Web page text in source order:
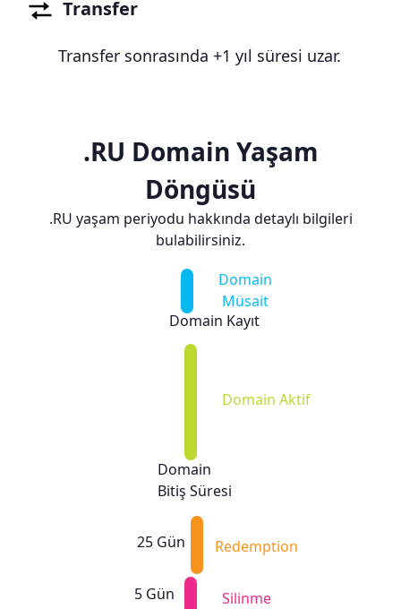
Transfer
Transfer sonrasında +1 yıl süresi uzar.
.RU Domain Yaşam
Döngüsü
.RU yaşam periyodu hakkında detaylı bilgileri
bulabilirsiniz.
Domain
Müsait
Domain Kayıt
Domain Aktif
Domain
Bitiş Süresi
25 Gün Redemption
5 Gün
Silinme